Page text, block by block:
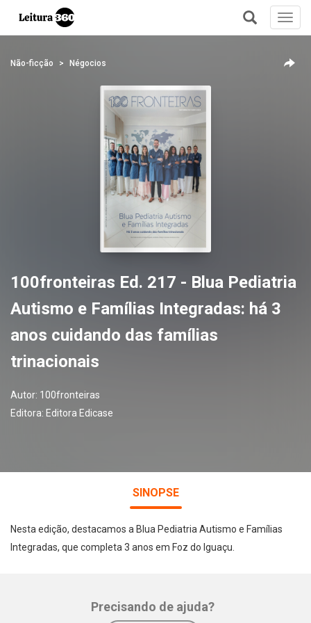
+
Não-ficção Négocios
100fronteiras Ed. 217 - Blua Pediatria
Autismo e Famílias Integradas: há 3
anos cuidando das famílias
trinacionais
Autor: 100fronteiras
Editora: Editora Edicase
SINOPSE
Nesta edição, destacamos a Blua Pediatria Autismo e Famílias
Integradas, que completa 3 anos em Foz do Iguaçu.
Precisando de ajuda?
Facebook Twitter